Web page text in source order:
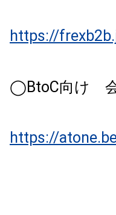
https://
◯BtoC向け
https://